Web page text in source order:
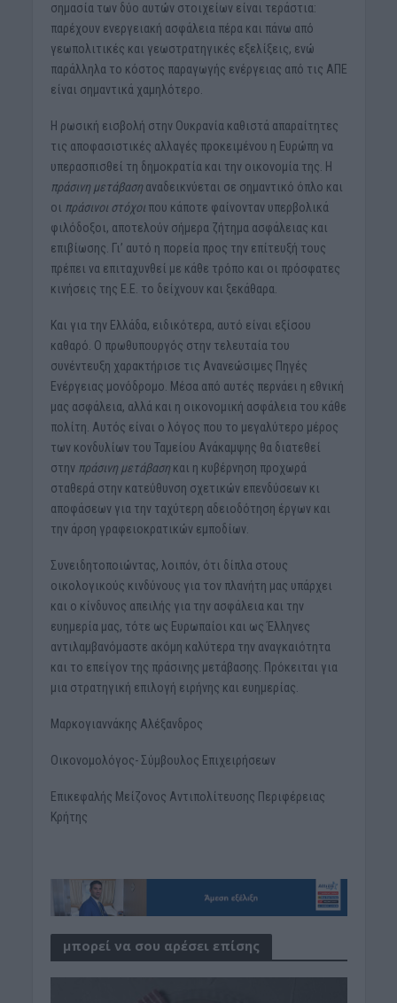
σημασία των δύο αυτών στοιχείων είναι τεράστια:
παρέχουν ενεργειακή ασφάλεια πέρα και πάνω από
γεωπολιτικές και γεωστρατηγικές εξελίξεις, ενώ
παράλληλα το κόστος παραγωγής ενέργειας από τις ΑΠΕ
είναι σημαντικά χαμηλότερο.
Η ρωσική εισβολή στην Ουκρανία καθιστά απαραίτητες
τις αποφασιστικές αλλαγές προκειμένου η Ευρώπη να
υπερασπισθεί τη δημοκρατία και την οικονομία της. Η
πράσινη μετάβασηαναδεικνύεται σε σημαντικό όπλο και
οι πράσινοι στόχοιπου κάποτε φαίνονταν υπερβολικά
φιλόδοξοι, αποτελούν σήμερα ζήτημα ασφάλειας και
επιβίωσης. Γι’ αυτό η πορεία προς την επίτευξή τους
πρέπει να επιταχυνθεί με κάθε τρόπο και οι πρόσφατες
κινήσεις της Ε.Ε. το δείχνουν και ξεκάθαρα.
Και για την Ελλάδα, ειδικότερα, αυτό είναι εξίσου
καθαρό. Ο πρωθυπουργός στην τελευταία του
συνέντευξη χαρακτήρισε τις Ανανεώσιμες Πηγές
Ενέργειας μονόδρομο. Μέσα από αυτές περνάει η εθνική
μας ασφάλεια, αλλά και η οικονομική ασφάλεια του κάθε
πολίτη. Αυτός είναι ο λόγος που το μεγαλύτερο μέρος
των κονδυλίων του Ταμείου Ανάκαμψης θα διατεθεί
στην πράσινη μετάβασηκαι η κυβέρνηση προχωρά
σταθερά στην κατεύθυνση σχετικών επενδύσεων κι
αποφάσεων για την ταχύτερη αδειοδότηση έργων και
την άρση γραφειοκρατικών εμποδίων.
Συνειδητοποιώντας, λοιπόν, ότι δίπλα στους
οικολογικούς κινδύνους για τον πλανήτη μας υπάρχει
και ο κίνδυνος απειλής για την ασφάλεια και την
ευημερία μας, τότε ως Ευρωπαίοι και ως Έλληνες
αντιλαμβανόμαστε ακόμη καλύτερα την αναγκαιότητα
και το επείγον της πράσινης μετάβασης. Πρόκειται για
μια στρατηγική επιλογή ειρήνης και ευημερίας.
Μαρκογιαννάκης Αλέξανδρος
Οικονομολόγος- Σύμβουλος Επιχειρήσεων
Επικεφαλής Μείζονος Αντιπολίτευσης Περιφέρειας
Κρήτης
μπορεί να σου αρέσει επίσης